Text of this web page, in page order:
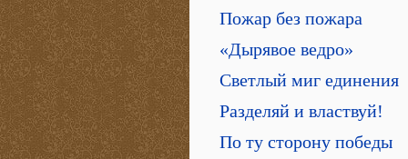
Пожар без пожара
«Дырявое ведро»
Светлый миг единения
Разделяй и властвуй!
По ту сторону победы